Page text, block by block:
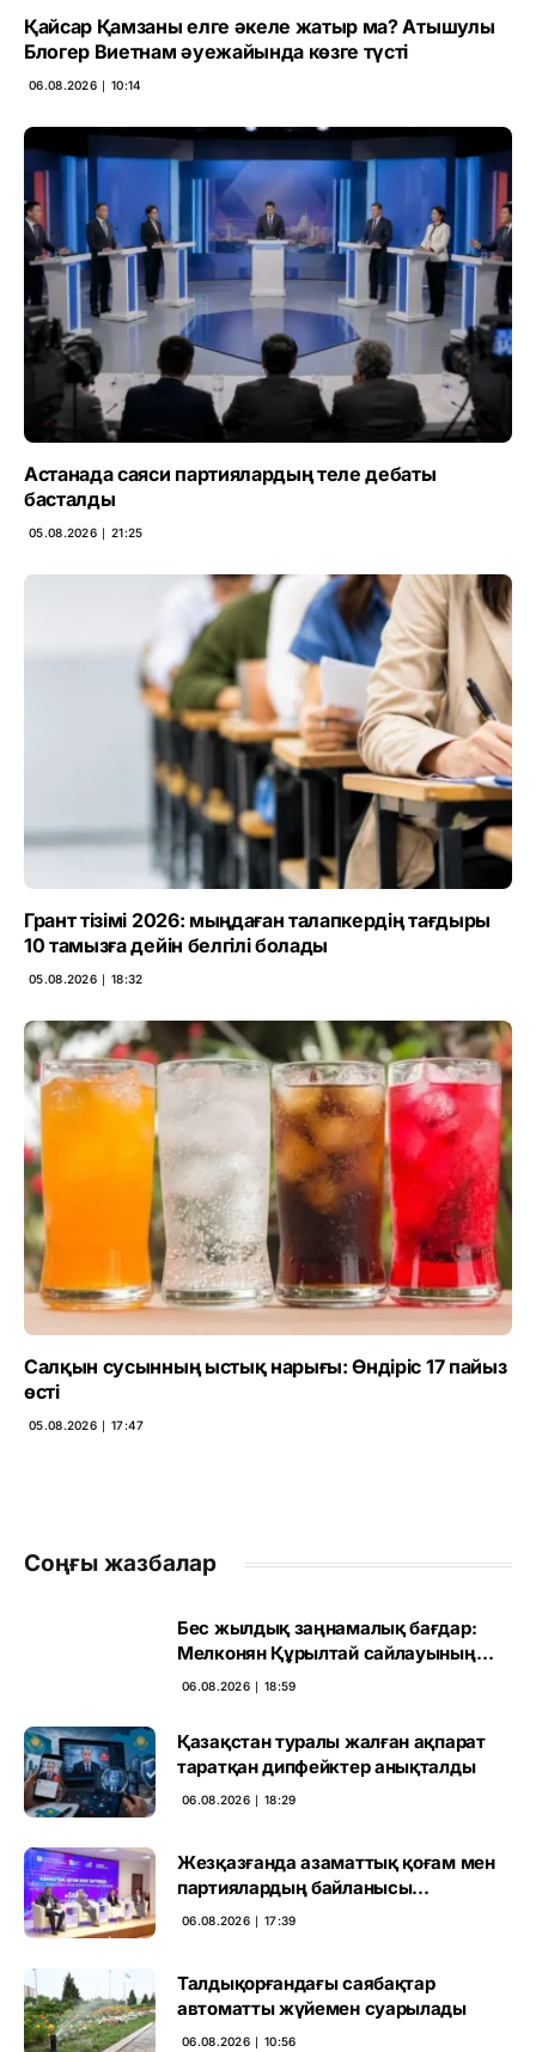
Қайсар Қамзаны елге әкеле жатыр ма? Атышулы
Блогер Виетнам әуежайында көзге түсті
06.08.2026 ∣ 10:14
Астанада саяси партиялардың теле дебаты
басталды
05.08.2026 ∣ 21:25
Грант тізімі 2026: мыңдаған талапкердің тағдыры
10 тамызға дейін белгілі болады
05.08.2026 ∣ 18:32
Салқын сусынның ыстық нарығы: Өндіріс 17 пайыз
өсті
05.08.2026 ∣ 17:47
Соңғы жазбалар
Бес жылдық заңнамалық бағдар:
Мелконян Құрылтай сайлауының
маңызын бағалады
06.08.2026 ∣ 18:59
Қазақстан туралы жалған ақпарат
таратқан дипфейктер анықталды
06.08.2026 ∣ 18:29
Жезқазғанда азаматтық қоғам мен
партиялардың байланысы
талқыланды
06.08.2026 ∣ 17:39
Талдықорғандағы саябақтар
автоматты жүйемен суарылады
06.08.2026 ∣ 10:56